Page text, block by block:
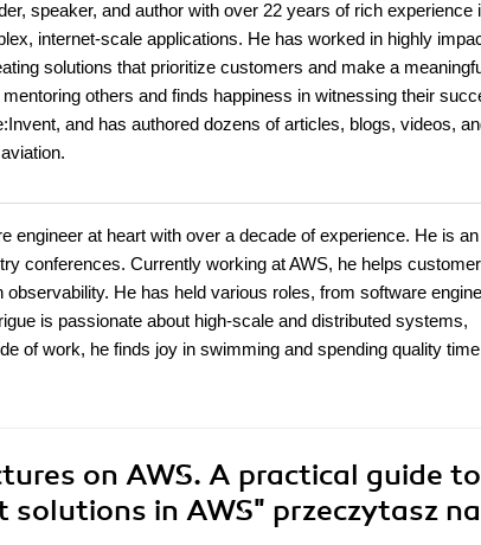
speaker, and author with over 22 years of rich experience
internet-scale applications. He has worked in highly
solutions that prioritize customers and make a
others and finds happiness in witnessing their
and has authored dozens of articles, blogs, videos,
engineer at heart with over a decade of experience. He is
conferences. Currently working at AWS, he helps
He has held various roles, from software
is passionate about high-scale and distributed systems,
of work, he finds joy in swimming and spending quality
on AWS. A practical guide to
in AWS" przeczytasz